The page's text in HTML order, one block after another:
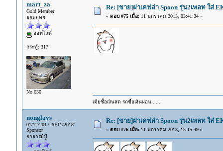
mart_za
Gold Member
จอมยุทธ
ออฟไลน์
กระทู้: 317
No.630
Re: [ขาย]ฝาเคฟล่า Spoon รุ่น2เพลท ใส่
« ตอบ #75 เมื่อ:11 มกราคม 2013, 03:41:34 »
เมียซื้อเงินสด รถซื้อเงินผ่อน.......
nonglays
01/12/2017-30/11/2018'
Sponsor
อาจารย์ปู่
Re: [ขาย]ฝาเคฟล่า Spoon รุ่น2เพลท ใส่
« ตอบ #76 เมื่อ:11 มกราคม 2013, 15:15:49 »